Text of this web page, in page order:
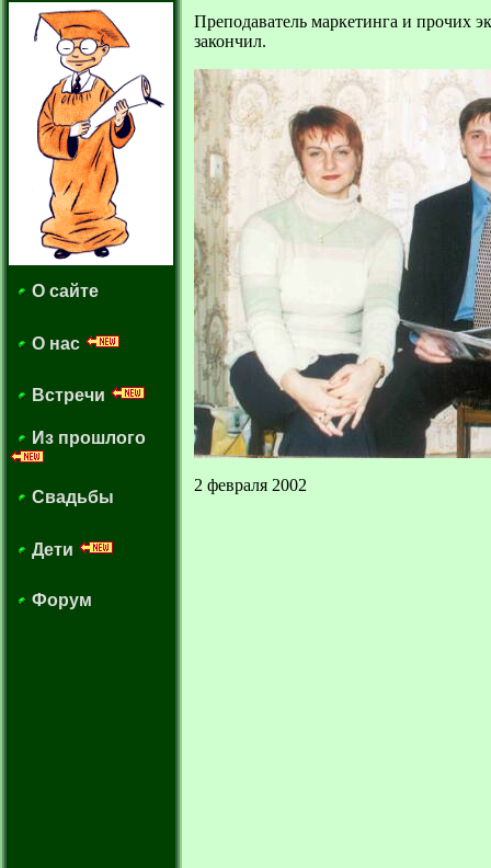
О сайте
О нас
Встречи
Из прошлого
Свадьбы
Дети
Форум
Преподаватель маркетинга и прочих
закончил.
2 февраля 2002